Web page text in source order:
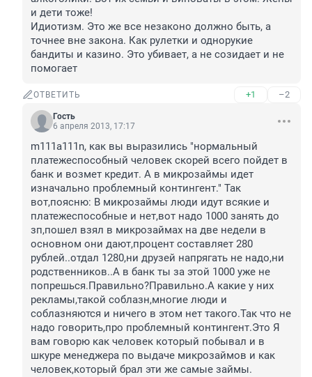
и дети тоже!
Идиотизм. Это же все незаконо должно быть, а
точнее вне закона. Как рулетки и однорукие
бандиты и казино. Это убивает, а не созидает и не
помогает
ОТВЕТИТЬ +1 –2
Гость
6 апреля 2013, 17:17
m111a111n, как вы выразились "нормальный
платежеспособный человек скорей всего пойдет в
банк и возмет кредит. А в микрозаймы идет
изначально проблемный контингент." Так
вот,поясню: В микрозаймы люди идут всякие и
платежеспособные и нет,вот надо 1000 занять до
зп,пошел взял в микрозаймах на две недели в
основном они дают,процент составляет 280
рублей..отдал 1280,ни друзей напрягать не надо,ни
родственников..А в банк ты за этой 1000 уже не
попрешься.Правильно?Правильно.А какие у них
рекламы,такой соблазн,многие люди и
соблазняются и ничего в этом нет такого.Так что не
надо говорить,про проблемный контингент.Это Я
вам говорю как человек который побывал и в
шкуре менеджера по выдаче микрозаймов и как
человек,который брал эти же самые займы.